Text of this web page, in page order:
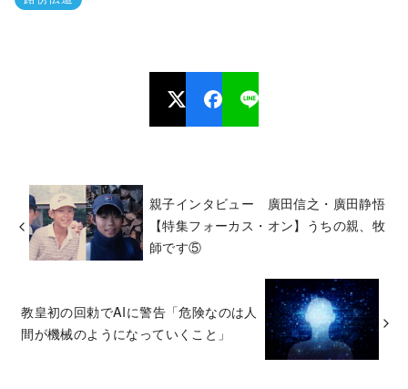
親子インタビュー 廣田信之・廣田静悟
【特集フォーカス・オン】うちの親、牧
師です⑤
教皇初の回勅でAIに警告「危険なのは人
間が機械のようになっていくこと」